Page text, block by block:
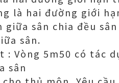
là hai đường giới
giữa sân chia đều
sân.
: Vòng 5m50 có tác
sân